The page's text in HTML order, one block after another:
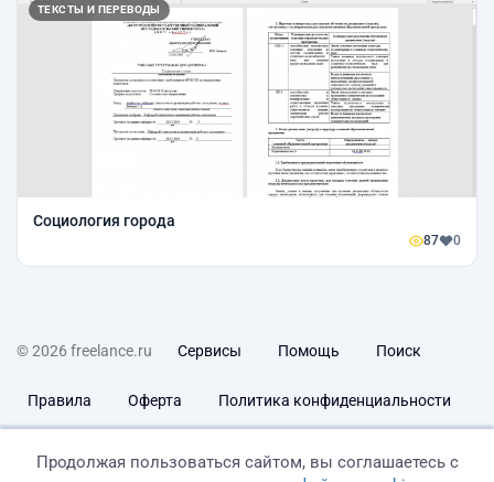
ТЕКСТЫ И ПЕРЕВОДЫ
Социология города
87 0
© 2026 freelance.ru Сервисы Помощь Поиск
Правила Оферта Политика конфиденциальности
Продолжая пользоваться сайтом, вы соглашаетесь с